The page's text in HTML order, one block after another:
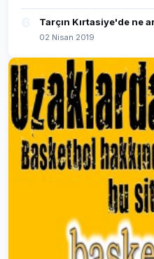
Tarçın Kırtasiye'de ne
02 Nisan 2019